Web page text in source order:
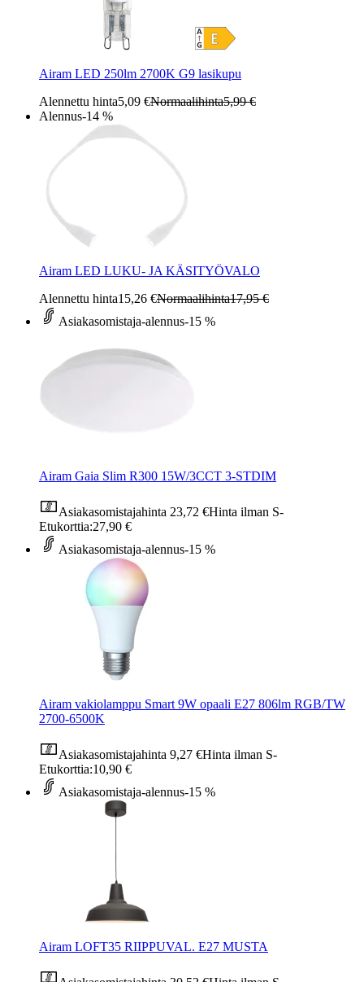
Airam LED 250lm 2700K G9 lasikupu
Alennettu hinta5,09 €Normaalihinta5,99 €
Alennus-14 %
Airam LED LUKU- JA KÄSITYÖVALO
Alennettu hinta15,26 €Normaalihinta17,95 €
Asiakasomistaja-alennus-15 %
Airam Gaia Slim R300 15W/3CCT 3-STDIM
Asiakasomistajahinta 23,72 €Hinta ilman S-
Etukorttia:27,90 €
Asiakasomistaja-alennus-15 %
Airam vakiolamppu Smart 9W opaali E27 806lm RGB/TW
2700-6500K
Asiakasomistajahinta 9,27 €Hinta ilman S-
Etukorttia:10,90 €
Asiakasomistaja-alennus-15 %
Airam LOFT35 RIIPPUVAL. E27 MUSTA